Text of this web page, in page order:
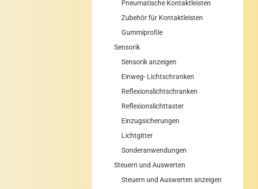
Pneumatische Kontaktleisten
Zubehör für Kontaktleisten
Gummiprofile
Sensorik
Sensorik anzeigen
Einweg- Lichtschranken
Reflexionslichtschranken
Reflexionslichttaster
Einzugsicherungen
Lichtgitter
Sonderanwendungen
Steuern und Auswerten
Steuern und Auswerten anzeigen